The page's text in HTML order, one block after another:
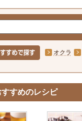
オクラ
すめのレシピ